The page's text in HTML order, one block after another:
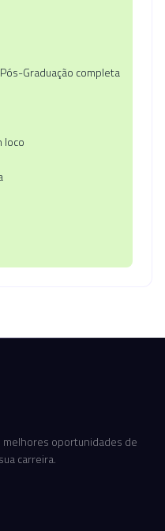
Graduação completa
loco
melhores oportunidades de
carreira.